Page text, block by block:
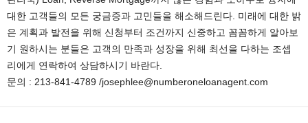
대한 고객들의 모든 궁금증과 고민들을 해소해드린다. 미래에 대한 밝
은 계획과 발전을 위해 신청부터 조건까지 신중하고 꼼꼼하게 알아보
기 원하시는 분들은 고객의 만족과 성장을 위해 최선을 다하는 조셉
리에게 연락하여 상담하시기 바란다.
문의 : 213-841-4789 /josephlee@numberoneloanagent.com